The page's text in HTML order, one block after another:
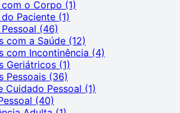
o Corpo (1)
Paciente (1)
(46)
com a Saúde (12)
com Incontinência (4)
Geriátricos (1)
Pessoais (36)
Cuidado Pessoal (1)
(40)